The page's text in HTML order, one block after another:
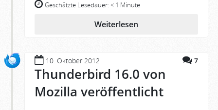
Geschätzte Lesedauer: < 1 Minute
Weiterlesen
10. Oktober 2012 7
Thunderbird 16.0 von
Mozilla veröffentlicht